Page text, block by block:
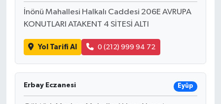
İnönü Mahallesi Halkalı Caddesi 206E AVRUPA
KONUTLARI ATAKENT 4 SİTESİ ALTI
Yol Tarifi Al 0 (212) 999 94 72
Erbay Eczanesi Eyüp